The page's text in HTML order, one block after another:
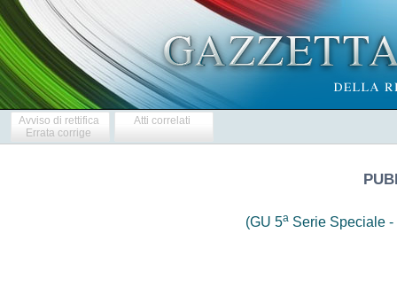
Avviso di rettifica
Errata corrige
Atti correlati
(GU 5a Serie Speciale